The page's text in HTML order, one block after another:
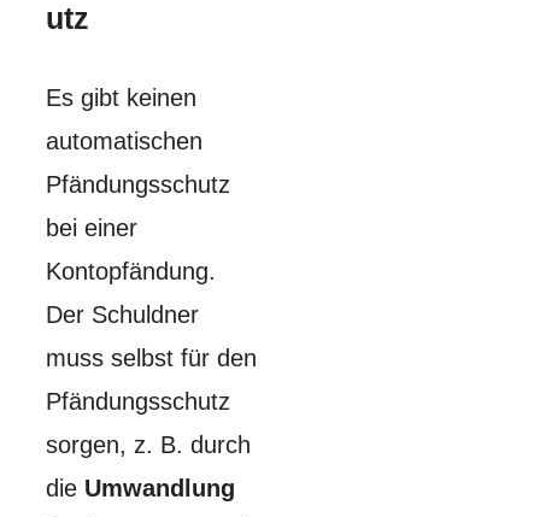
utz
Es gibt keinen
automatischen
Pfändungsschutz
bei einer
Kontopfändung.
Der Schuldner
muss selbst für den
Pfändungsschutz
sorgen, z. B. durch
die Umwandlung